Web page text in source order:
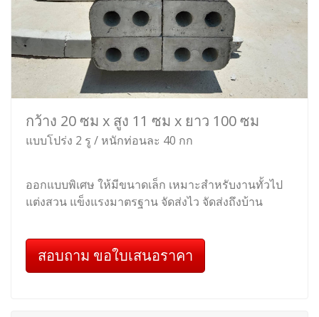
กว้าง 20 ซม x สูง 11 ซม x ยาว 100 ซม
แบบโปร่ง 2 รู / หนักท่อนละ 40 กก
ออกแบบพิเศษ ให้มีขนาดเล็ก เหมาะสำหรับงานทั้วไป
แต่งสวน แข็งแรงมาตรฐาน จัดส่งไว จัดส่งถึงบ้าน
สอบถาม ขอใบเสนอราคา